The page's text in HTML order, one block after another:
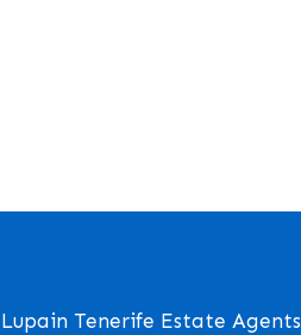
Lupain Tenerife Estate Agents